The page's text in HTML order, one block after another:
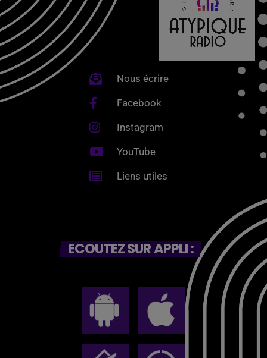
Nous écrire
Facebook
Instagram
YouTube
Liens utiles
ECOUTEZ SUR APPLI :